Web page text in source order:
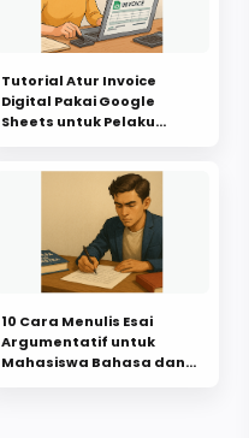
Tutorial Atur Invoice
Digital Pakai Google
Sheets untuk Pelaku
10 Cara Menulis Esai
Argumentatif untuk
Mahasiswa Bahasa dan